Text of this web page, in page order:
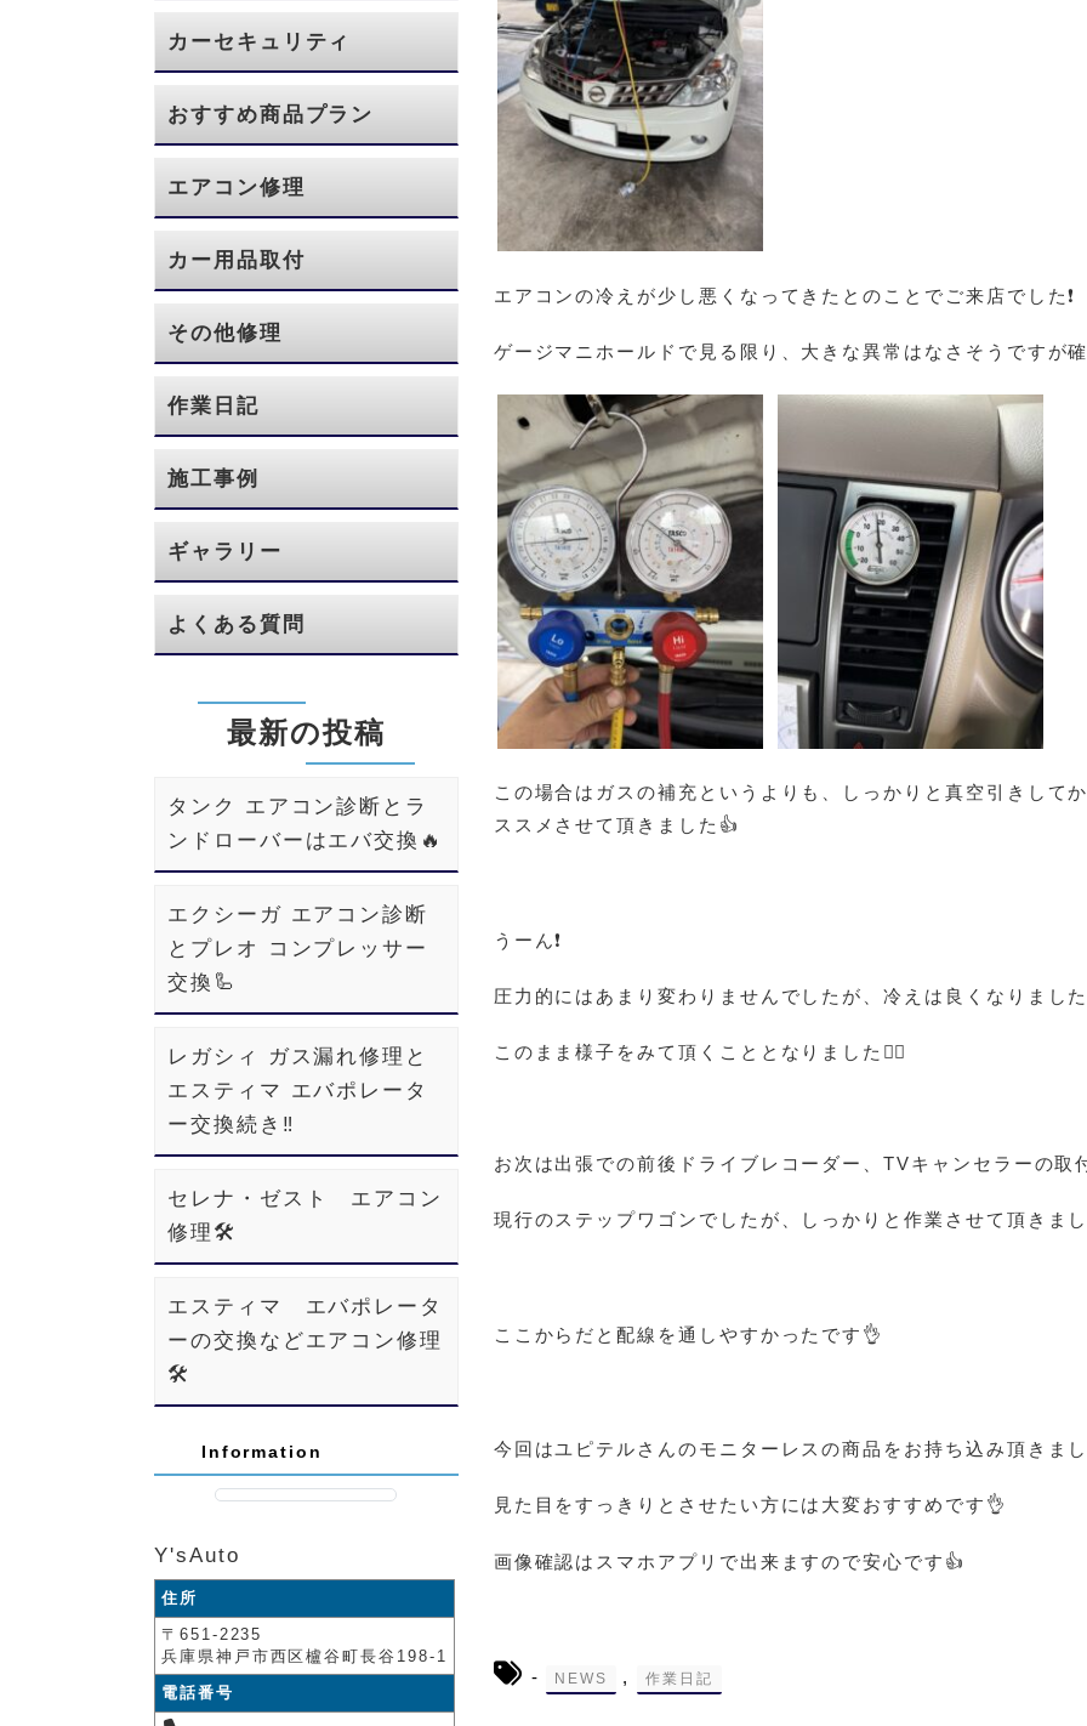
エアコンの冷えが少し悪くなってきたとのことでご来店でした❗
ゲージマニホールドで見る限り、大きな異常はなさそうですが
この場合はガスの補充というよりも、しっかりと真空引きして
ススメさせて頂きました👍
うーん❗
圧力的にはあまり変わりませんでしたが、冷えは良くなりまし
このまま様子をみて頂くこととなりました🙇‍♀️
お次は出張での前後ドライブレコーダー、TVキャンセラーの取
現行のステップワゴンでしたが、しっかりと作業させて頂きまし
ここからだと配線を通しやすかったです👌
今回はユピテルさんのモニターレスの商品をお持ち込み頂きまし
見た目をすっきりとさせたい方には大変おすすめです👌
画像確認はスマホアプリで出来ますので安心です👍
- NEWS , 作業日記
カーセキュリティ
おすすめ商品プラン
エアコン修理
カー用品取付
その他修理
作業日記
施工事例
ギャラリー
よくある質問
最新の投稿
タンク エアコン診断とラ
ンドローバーはエバ交換🔥
エクシーガ エアコン診断
とプレオ コンプレッサー
交換🦾
レガシィ ガス漏れ修理と
エスティマ エバポレータ
ー交換続き‼️
セレナ・ゼスト エアコン
修理🛠️
エスティマ エバポレータ
ーの交換などエアコン修理
🛠️
Information
Y'sAuto
住所
〒651-2235
兵庫県神戸市西区櫨谷町長谷198-1
電話番号